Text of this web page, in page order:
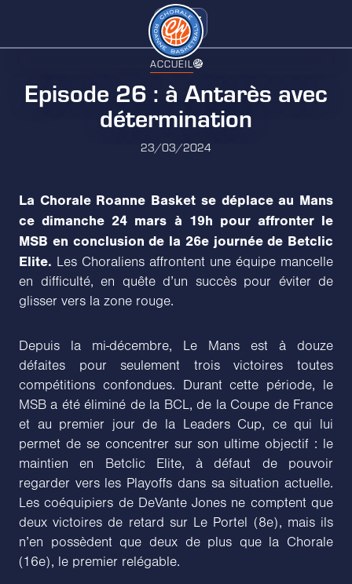
ACCUEIL
Episode 26 : à Antarès avec
détermination
23/03/2024
La Chorale Roanne Basket se déplace au Mans
ce dimanche 24 mars à 19h pour affronter le
MSB en conclusion de la 26e journée de Betclic
Elite. Les Choraliens affrontent une équipe mancelle
en difficulté, en quête d’un succès pour éviter de
glisser vers la zone rouge.
Depuis la mi-décembre, Le Mans est à douze
défaites pour seulement trois victoires toutes
compétitions confondues. Durant cette période, le
MSB a été éliminé de la BCL, de la Coupe de France
et au premier jour de la Leaders Cup, ce qui lui
permet de se concentrer sur son ultime objectif : le
maintien en Betclic Elite, à défaut de pouvoir
regarder vers les Playoffs dans sa situation actuelle.
Les coéquipiers de DeVante Jones ne comptent que
deux victoires de retard sur Le Portel (8e), mais ils
n’en possèdent que deux de plus que la Chorale
(16e), le premier relégable.